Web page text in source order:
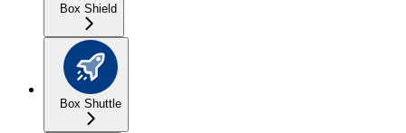
Box Shield
Box Shuttle